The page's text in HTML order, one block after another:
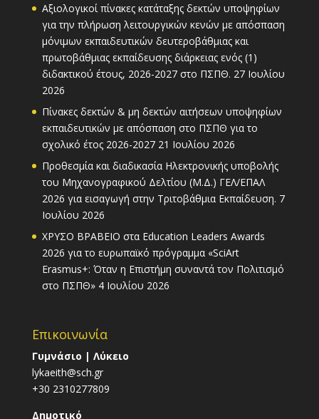
Αξιολογικοί πίνακες κατάταξης δεκτών υποψηφίων
για την πλήρωση λειτουργικών κενών με απόσπαση
μόνιμων εκπαιδευτικών δευτεροβάθμιας και
πρωτοβάθμιας εκπαίδευσης διάρκειας ενός (1)
διδακτικού έτους, 2026-2027 στο ΠΣΠΘ. 27 Ιουλίου
2026
Πίνακες δεκτών & μη δεκτών αιτήσεων υποψηφίων
εκπαιδευτικών με απόσπαση στο ΠΣΠΘ για το
σχολικό έτος 2026-2027 21 Ιουλίου 2026
Προθεσμία και διαδικασία Ηλεκτρονικής υποβολής
του Μηχανογραφικού Δελτίου (Μ.Δ.) ΓΕΛ/ΕΠΑΛ
2026 για εισαγωγή στην Τριτοβάθμια Εκπαίδευση. 7
Ιουλίου 2026
ΧΡΥΣΟ ΒΡΑΒΕΙΟ στα Education Leaders Awards
2026 για το ευρωπαϊκό πρόγραμμα «SciArt
Erasmus+: Όταν η Επιστήμη συναντά τον Πολιτισμό
στο ΠΣΠΘ» 4 Ιουλίου 2026
Επικοινωνία
Γυμνάσιο | Λύκειο
lykaeith@sch.gr
+30 2310277809
Δημοτικό